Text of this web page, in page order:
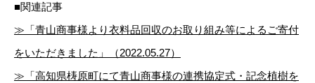
■関連記事
≫「青山商事様より衣料品回収のお取り組み等によるご寄付
をいただきました」（2022.05.27）
≫「高知県梼原町にて青山商事様の連携協定式・記念植樹を